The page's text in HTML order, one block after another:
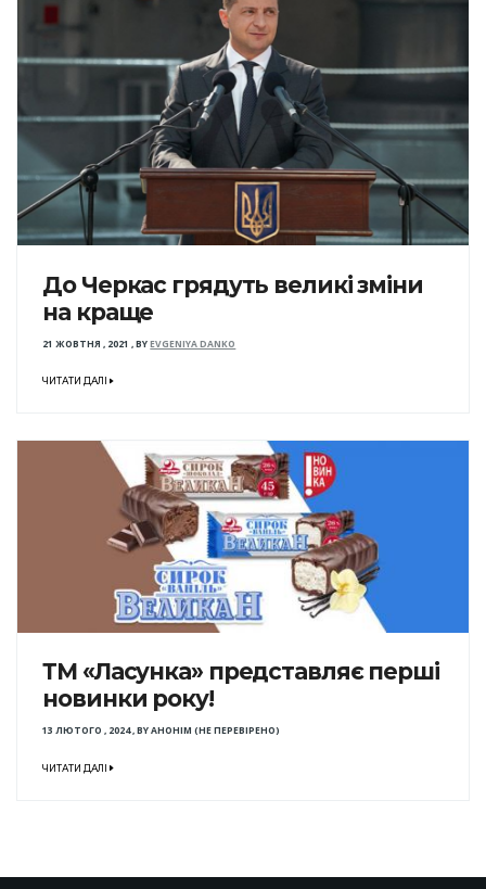
До Черкас грядуть великі зміни
на краще
21 ЖОВТНЯ , 2021 ,BYEVGENIYA DANKO
ЧИТАТИ ДАЛІ
ТМ «Ласунка» представляє перші
новинки року!
13 ЛЮТОГО , 2024,BYАНОНІМ (НЕ ПЕРЕВІРЕНО)
ЧИТАТИ ДАЛІ